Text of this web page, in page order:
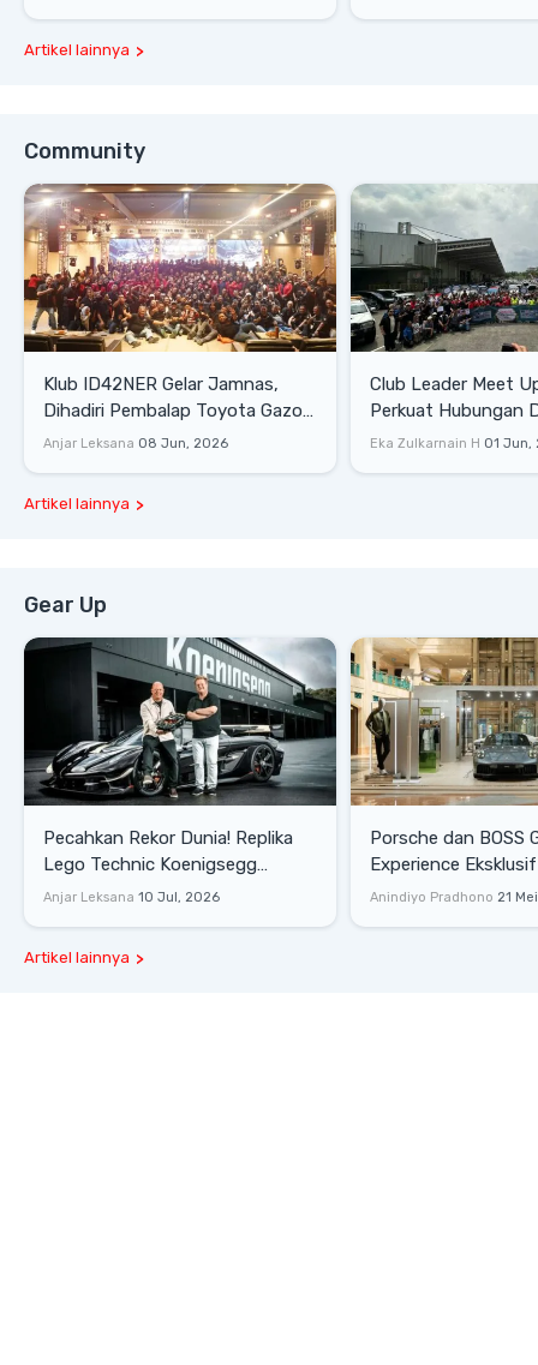
Artikel lainnya
Community
Klub ID42NER Gelar Jamnas,
Dihadiri Pembalap Toyota Gazoo
Racing
Anjar Leksana 08 Jun, 2026
Club Leader Meet
Perkuat Hubungan
Dengan Komunitas
Eka Zulkarnain H 01 Jun,
Artikel lainnya
Gear Up
Pecahkan Rekor Dunia! Replika
Lego Technic Koenigsegg
Sadair's Spear Ukuran Asli Sukses
Anjar Leksana 10 Jul, 2026
Porsche dan BOSS
Experience
Senayan, Hadirkan
Anindiyo Pradhono 21
Artikel lainnya